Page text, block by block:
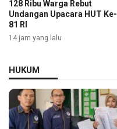
128 Ribu Warga Rebut
Undangan Upacara HUT Ke-
81 RI
14 jam yang lalu
HUKUM